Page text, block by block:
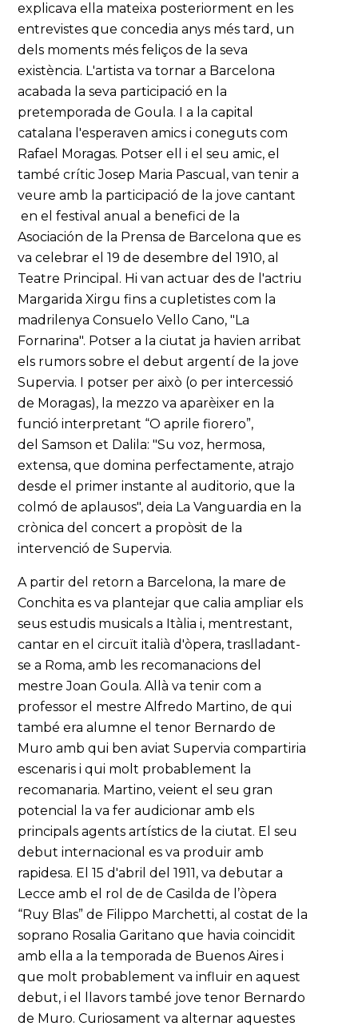
explicava ella mateixa posteriorment en les
entrevistes que concedia anys més tard, un
dels moments més feliços de la seva
existència. L'artista va tornar a Barcelona
acabada la seva participació en la
pretemporada de Goula. I a la capital
catalana l'esperaven amics i coneguts com
Rafael Moragas. Potser ell i el seu amic, el
també crític Josep Maria Pascual, van tenir a
veure amb la participació de la jove cantant
en el festival anual a benefici de la
Asociación de la Prensa de Barcelona que es
va celebrar el 19 de desembre del 1910, al
Teatre Principal. Hi van actuar des de l'actriu
Margarida Xirgu fins a cupletistes com la
madrilenya Consuelo Vello Cano, "La
Fornarina". Potser a la ciutat ja havien arribat
els rumors sobre el debut argentí de la jove
Supervia. I potser per això (o per intercessió
de Moragas), la mezzo va aparèixer en la
funció interpretant “O aprile fiorero”,
del Samson et Dalila: "Su voz, hermosa,
extensa, que domina perfectamente, atrajo
desde el primer instante al auditorio, que la
colmó de aplausos", deia La Vanguardia en la
crònica del concert a propòsit de la
intervenció de Supervia.
A partir del retorn a Barcelona, la mare de
Conchita es va plantejar que calia ampliar els
seus estudis musicals a Itàlia i, mentrestant,
cantar en el circuït italià d'òpera, traslladant-
se a Roma, amb les recomanacions del
mestre Joan Goula. Allà va tenir com a
professor el mestre Alfredo Martino, de qui
també era alumne el tenor Bernardo de
Muro amb qui ben aviat Supervia compartiria
escenaris i qui molt probablement la
recomanaria. Martino, veient el seu gran
potencial la va fer audicionar amb els
principals agents artístics de la ciutat. El seu
debut internacional es va produir amb
rapidesa. El 15 d'abril del 1911, va debutar a
Lecce amb el rol de de Casilda de l’òpera
“Ruy Blas” de Filippo Marchetti, al costat de la
soprano Rosalia Garitano que havia coincidit
amb ella a la temporada de Buenos Aires i
que molt probablement va influir en aquest
debut, i el llavors també jove tenor Bernardo
de Muro. Curiosament va alternar aquestes